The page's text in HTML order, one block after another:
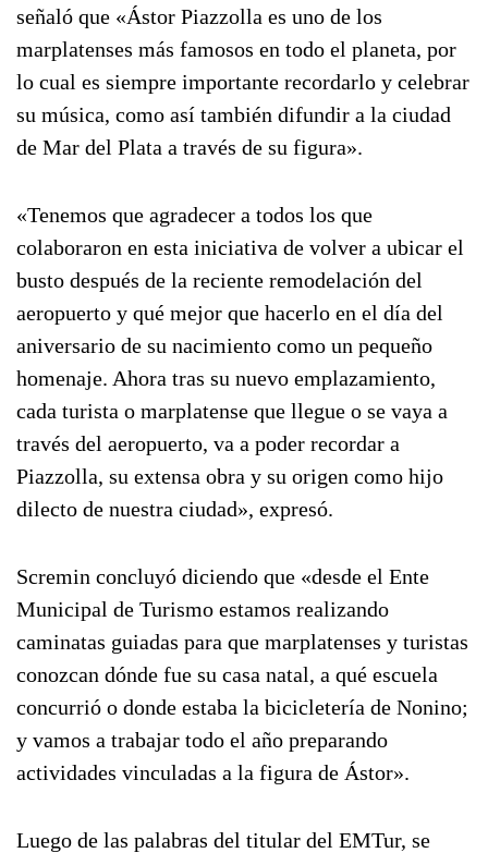
señaló que «Ástor Piazzolla es uno de los
marplatenses más famosos en todo el planeta, por
lo cual es siempre importante recordarlo y celebrar
su música, como así también difundir a la ciudad
de Mar del Plata a través de su figura».
«Tenemos que agradecer a todos los que
colaboraron en esta iniciativa de volver a ubicar el
busto después de la reciente remodelación del
aeropuerto y qué mejor que hacerlo en el día del
aniversario de su nacimiento como un pequeño
homenaje. Ahora tras su nuevo emplazamiento,
cada turista o marplatense que llegue o se vaya a
través del aeropuerto, va a poder recordar a
Piazzolla, su extensa obra y su origen como hijo
dilecto de nuestra ciudad», expresó.
Scremin concluyó diciendo que «desde el Ente
Municipal de Turismo estamos realizando
caminatas guiadas para que marplatenses y turistas
conozcan dónde fue su casa natal, a qué escuela
concurrió o donde estaba la bicicletería de Nonino;
y vamos a trabajar todo el año preparando
actividades vinculadas a la figura de Ástor».
Luego de las palabras del titular del EMTur, se